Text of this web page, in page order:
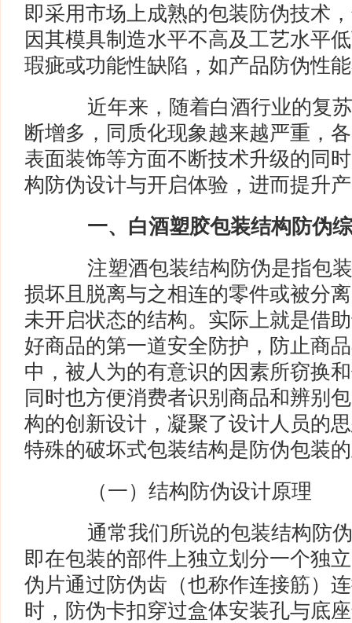
即采用市场上成熟的包装防伪技术
因其模具制造水平不高及工艺水平
瑕疵或功能性缺陷，如产品防伪性
近年来，随着白酒行业的复苏
断增多，同质化现象越来越严重，
表面装饰等方面不断技术升级的同
构防伪设计与开启体验，进而提升
一、白酒塑胶包装结构防伪
注塑酒包装结构防伪是指包装
损坏且脱离与之相连的零件或被分
未开启状态的结构。实际上就是借
好商品的第一道安全防护，防止商
中，被人为的有意识的因素所窃换
同时也方便消费者识别商品和辨别
构的创新设计，凝聚了设计人员的
特殊的破坏式包装结构是防伪包装
（一）结构防伪设计原理
通常我们所说的包装结构防伪
即在包装的部件上独立划分一个独
伪片通过防伪齿（也称作连接筋）
时，防伪卡扣穿过盒体安装孔与底